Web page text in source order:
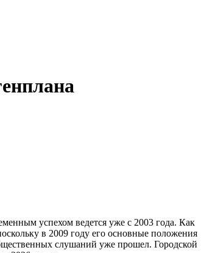
успехом ведется уже с 2003 года. Как
в 2009 году его основные положения
слушаний уже прошел. Городской